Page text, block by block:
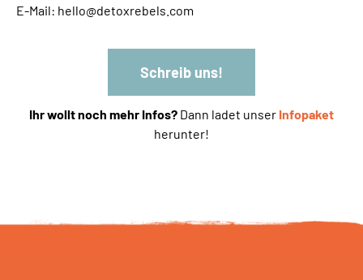
E-Mail: hello@detoxrebels.com
Schreib uns!
Ihr wollt noch mehr Infos? Dann ladet unser Infopaket
herunter!